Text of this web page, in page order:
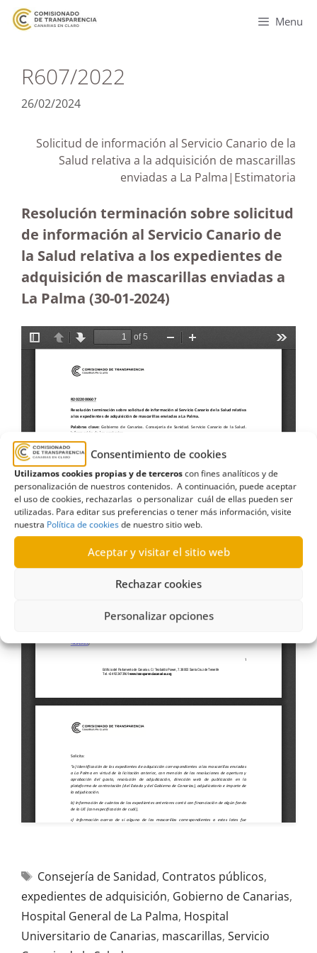
Consentimiento de cookies
Utilizamos cookies propias y de terceroscon fines analíticos y de
personalización de nuestros contenidos. A continuación, puede aceptar
el uso de cookies, rechazarlas o personalizar cuál de ellas pueden ser
utilizadas. Para editar sus preferencias o tener más información, visite
nuestra Política de cookiesde nuestro sitio web.
Aceptar y visitar el sitio web
Rechazar cookies
Personalizar opciones
Menu
R607/2022
26/02/2024
Solicitud de información al Servicio Canario de la
Salud relativa a la adquisición de mascarillas
enviadas a La Palma|Estimatoria
Resolución terminación sobre solicitud
de información al Servicio Canario de
la Salud relativa a los expedientes de
adquisición de mascarillas enviadas a
La Palma (30-01-2024)
Consejería de Sanidad, Contratos públicos,
expedientes de adquisición, Gobierno de Canarias,
Hospital General de La Palma, Hospital
Universitario de Canarias, mascarillas, Servicio